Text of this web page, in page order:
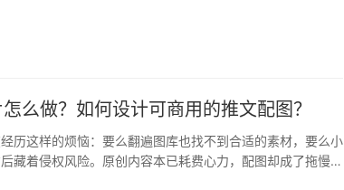
么做？如何设计可商用的推文配图？
历这样的烦恼：要么翻遍图库也找不到合适的素材，要么小
藏着侵权风险。原创内容本已耗费心力，配图却成了拖慢节